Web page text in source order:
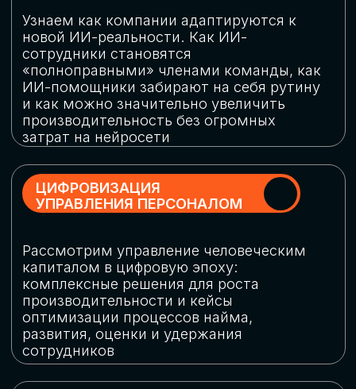
огромную статью затрат
ОБЛАЧНЫЕ ТЕХНОЛОГИИ
Подискутируем, какие облачные решения
существуют на рынке и почему
использование мультиоблачных моделей
не только снижает затраты, но и
«пересборки» бизнес-моделей
СКАЧАТЬ
ПРОГРАММУ
КОНФЕРЕНЦИИ
Оставьте заявку, мы направим вам
программу конференции